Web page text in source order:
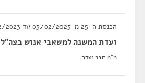
הכנסת ה-25 מ-05/02/2023 עד 13/02/2023
ועדת המשנה למשאבי אנוש בצה"ל
מ"מ חבר ועדה